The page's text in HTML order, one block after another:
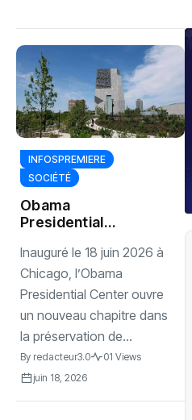
INFOSPREMIERE
SOCIÉTÉ
Obama
Presidential
portes au public à
Chicago
Inauguré le 18 juin 2026 à
Chicago, l’Obama
Presidential Center ouvre
un nouveau chapitre dans
la préservation de...
By redacteur3.0
01 Views
juin 18, 2026